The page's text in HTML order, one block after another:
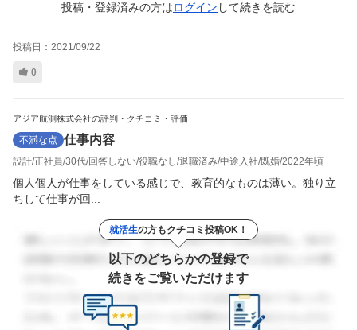
投稿・登録済みの方はログイン して続きを読む
投稿日： 2021/09/22
0
アジア航測株式会社の評判・クチコミ・評価
不満な点 仕事内容
設計 正社員 30代 回答しない 役職なし 退職済み 中途入社 既婚 2022年頃
個人個人が仕事をしている感じで、教育的なものは薄い。独り立
ちして仕事が回...
就活生の方もクチコミ投稿OK！
以下のどちらかの登録で
続きをご覧いただけます